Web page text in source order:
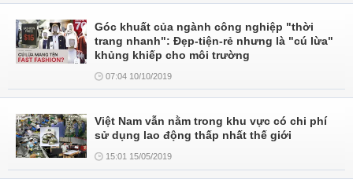
Góc khuất của ngành công nghiệp "thời
trang nhanh": Đẹp-tiện-rẻ nhưng là "cú lừa"
khủng khiếp cho môi trường
07:04 10/10/2019
Việt Nam vẫn nằm trong khu vực có chi phí
sử dụng lao động thấp nhất thế giới
15:01 15/05/2019